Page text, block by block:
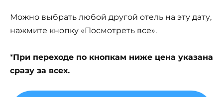
Можно выбрать любой другой отель на эту дату,
нажмите кнопку «Посмотреть все».
*При переходе по кнопкам ниже цена указана
сразу за всех.